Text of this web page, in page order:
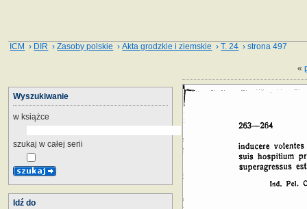
ICM › DIR ›Zasoby polskie ›Akta grodzkie i ziemskie ›T. 24 › strona 497
«
Wyszukiwanie
w książce
szukaj w całej serii
Idź do